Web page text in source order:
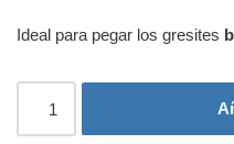
Ideal para pegar los gresites